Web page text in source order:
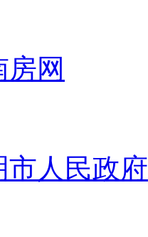
房网
市人民政府